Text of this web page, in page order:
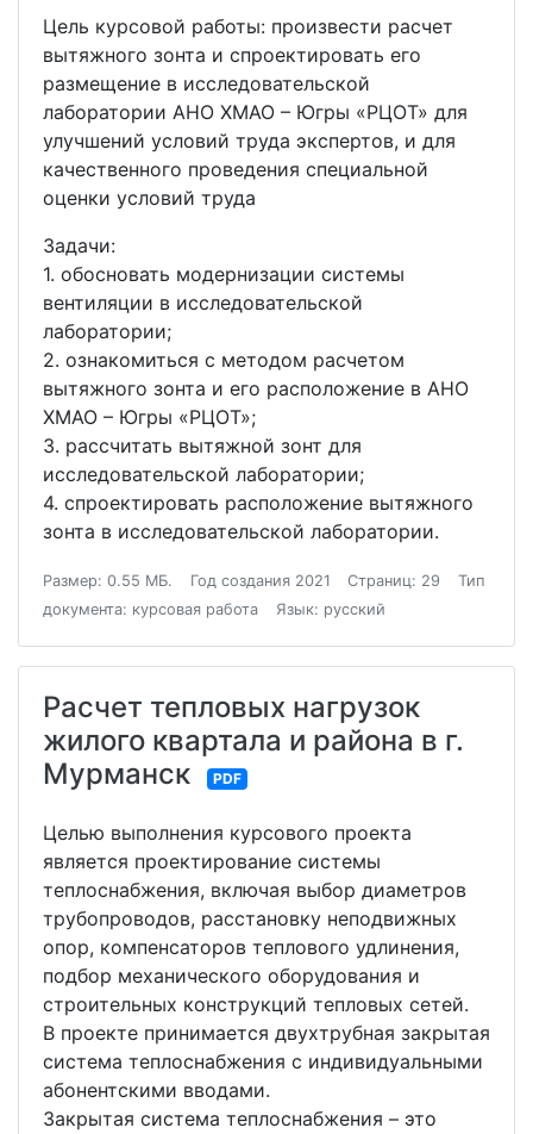
Цель курсовой работы: произвести расчет
вытяжного зонта и спроектировать его
размещение в исследовательской
лаборатории АНО ХМАО – Югры «РЦОТ» для
улучшений условий труда экспертов, и для
качественного проведения специальной
оценки условий труда
Задачи:
1. обосновать модернизации системы
вентиляции в исследовательской
лаборатории;
2. ознакомиться с методом расчетом
вытяжного зонта и его расположение в АНО
ХМАО – Югры «РЦОТ»;
3. рассчитать вытяжной зонт для
исследовательской лаборатории;
4. спроектировать расположение вытяжного
зонта в исследовательской лаборатории.
Размер: 0.55 МБ. Год создания 2021 Страниц: 29
Тип
документа: курсовая работа
Язык: русский
Расчет тепловых нагрузок
жилого квартала и района в г.
Мурманск
PDF
Целью выполнения курсового проекта
является проектирование системы
теплоснабжения, включая выбор диаметров
трубопроводов, расстановку неподвижных
опор, компенсаторов теплового удлинения,
подбор механического оборудования и
строительных конструкций тепловых сетей.
В проекте принимается двухтрубная закрытая
система теплоснабжения с индивидуальными
абонентскими вводами.
Закрытая система теплоснабжения – это